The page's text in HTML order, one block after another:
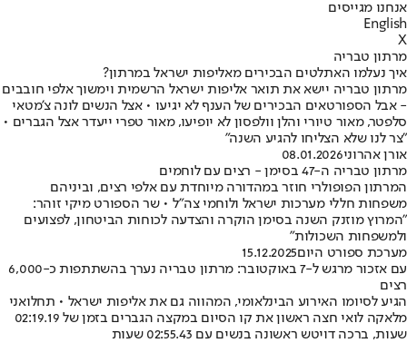
אנחנו מגייסים
English
X
מרתון טבריה
איך נעלמו האתלטים הבכירים מאליפות ישראל במרתון?
מרתון טבריה יישא את תואר אליפות ישראל הרשמית וימשוך אלפי חובבים
- אבל הספורטאים הבכירים של הענף לא יגיעו • אצל הנשים לונה צ'מטאי
סלפטר, מאור טיורי והלן וולפסון לא יופיעו, מאור טפרי ייעדר אצל הגברים •
"צר לנו שלא הצליחו להגיע השנה"
אורן אהרוני08.01.2026
מרתון טבריה ה-47 בסימן - רצים עם לוחמים
המרתון הפופולרי חוזר במהדורה מיוחדת עם אלפי רצים, וביניהם
משפחות חללי מערכות ישראל ולוחמי צה״ל • שר הספורט מיקי זוהר:
"המרוץ מוזנק השנה בסימן הוקרה והצדעה לכוחות הביטחון, לפצועים
ולמשפחות השכולות"
מערכת ספורט היום15.12.2025
עם אזכור מרגש ל-7 באוקטובר: מרתון טבריה נערך בהשתתפות כ-6,000
רצים
הגיע לסיומו האירוע הבינלאומי, המהווה גם את אליפות ישראל • תחלואני
מלאקה לואי חצה ראשון את קו הסיום במקצה הגברים בזמן של 02:19.19
שעות, ברכה דויטש ראשונה בנשים עם 02:55.43 שעות